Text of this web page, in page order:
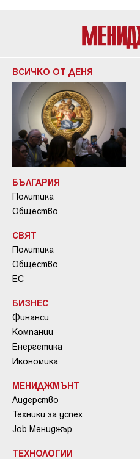
ВСИЧКО ОТ ДЕНЯ
БЪЛГАРИЯ
Политика
Общество
СВЯТ
Политика
Общество
ЕС
БИЗНЕС
Финанси
Компании
Енергетика
Икономика
МЕНИДЖМЪНТ
Лидерство
Техники за успех
Job Мениджър
ТЕХНОЛОГИИ